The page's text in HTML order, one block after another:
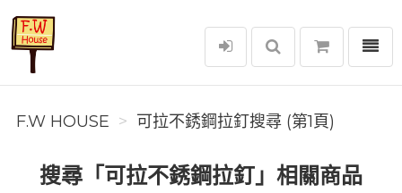
F.W House
選單
F.W HOUSE 可拉不銹鋼拉釘搜尋 (第1頁)
搜尋「可拉不銹鋼拉釘」相關商品